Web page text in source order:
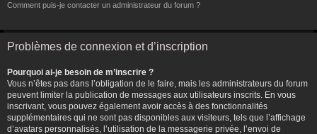
Comment puis-je contacter un administrateur du forum ?
Problèmes de connexion et d’inscription
Pourquoi ai-je besoin de m’inscrire ?
Vous n’êtes pas dans l’obligation de le faire, mais les administrateurs du forum
peuvent limiter la publication de messages aux utilisateurs inscrits. En vous
inscrivant, vous pouvez également avoir accès à des fonctionnalités
supplémentaires qui ne sont pas disponibles aux visiteurs, tels que l’affichage
d’avatars personnalisés, l’utilisation de la messagerie privée, l’envoi de